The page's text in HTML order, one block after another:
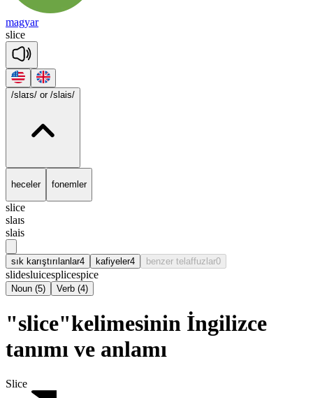
magyar
slice
/slaɪs/ or /slais/
heceler fonemler
slice
slaɪs
slais
sık karıştırılanlar4 kafiyeler4 benzer telaffuzlar0
slidesluicesplicespice
Noun (5) Verb (4)
"slice"kelimesinin İngilizce
tanımı ve anlamı
Slice